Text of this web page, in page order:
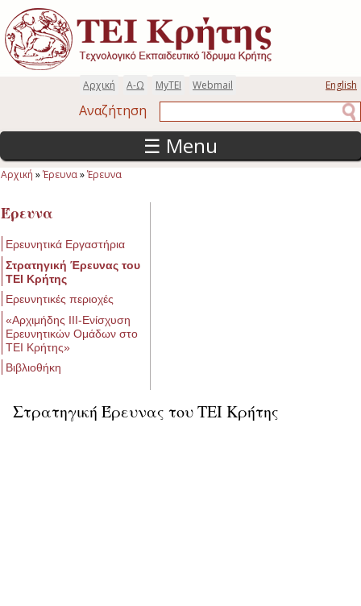
Παράκαμψη προς το κυρίως περιεχόμενο
English
Webmail
MyTEI
Α-Ω
Αρχική
Αναζήτηση
☰ Menu
Αρχική »Έρευνα»Έρευνα
Έρευνα
Ερευνητικά Εργαστήρια
Στρατηγική Έρευνας του
ΤΕΙ Κρήτης
Ερευνητικές περιοχές
«Αρχιμήδης ΙΙΙ-Ενίσχυση
Ερευνητικών Ομάδων στο
ΤΕΙ Κρήτης»
Βιβλιοθήκη
Στρατηγική Έρευνας του ΤΕΙ Κρήτης